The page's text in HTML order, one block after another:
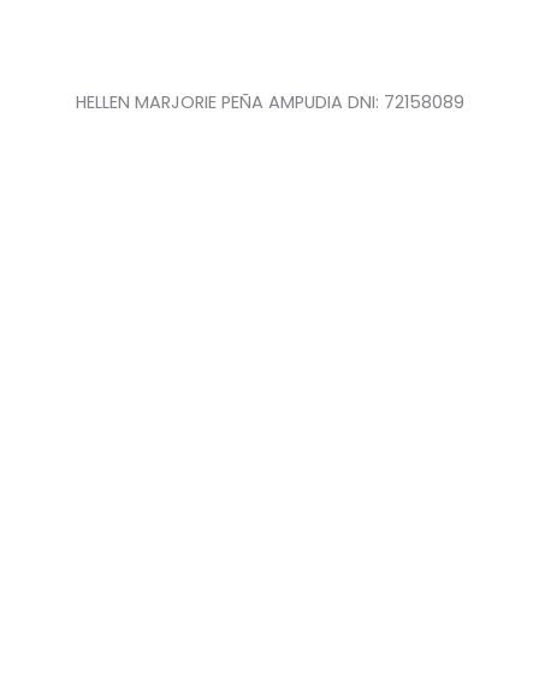
HELLEN MARJORIE PEÑA AMPUDIA DNI: 72158089